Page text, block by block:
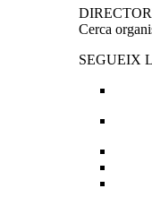
Cerca
SEGUEIX